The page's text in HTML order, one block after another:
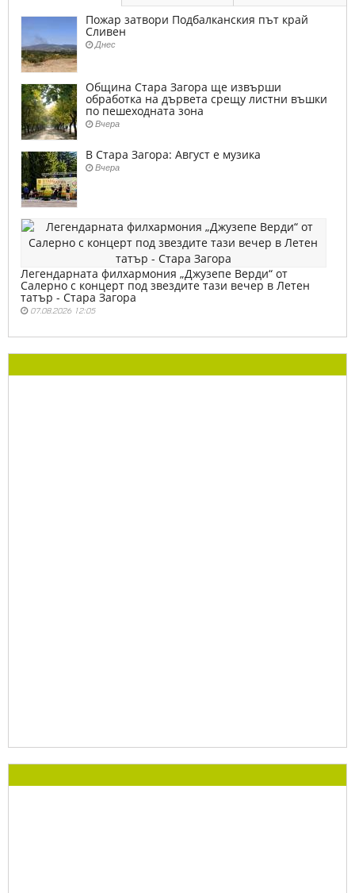
Пожар затвори Подбалканския път край
Сливен
Днес
Община Стара Загора ще извърши
обработка на дървета срещу листни въшки
по пешеходната зона
Вчера
В Стара Загора: Август е музика
Вчера
Легендарната филхармония „Джузепе Верди“ от
Салерно с концерт под звездите тази вечер в Летен
татър - Стара Загора
07.08.2026 12:05